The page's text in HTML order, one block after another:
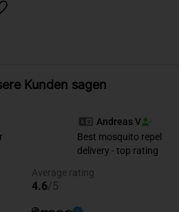
Favoriten hinzufügen
Kunden sagen